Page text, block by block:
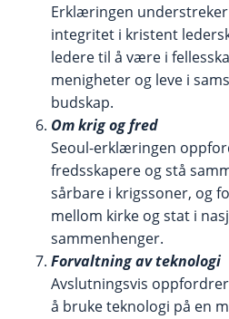
Erklæringen
integritet i kristent
ledere til å være i
menigheter og leve i
budskap.
Om krig og fred
Seoul-erklæringen
fredsskapere og stå
sårbare i krigssoner, og
mellom kirke og stat i
sammenhenger.
Forvaltning av teknologi
Avslutningsvis
å bruke teknologi på en